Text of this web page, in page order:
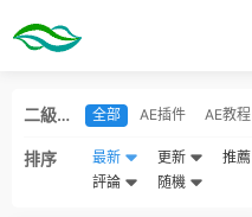
二級分
全部 AE插件 AE教程
排序 最新 更新 推薦
評論
随機